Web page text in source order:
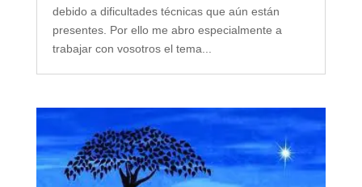
debido a dificultades técnicas que aún están
presentes. Por ello me abro especialmente a
trabajar con vosotros el tema...